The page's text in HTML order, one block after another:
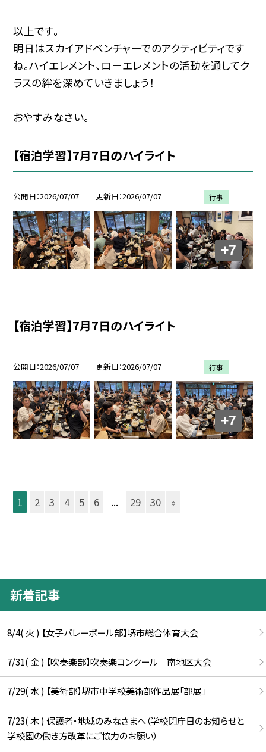
以上です。
明日はスカイアドベンチャーでのアクティビティです
ね。ハイエレメント、ローエレメントの活動を通してク
ラスの絆を深めていきましょう！
おやすみなさい。
【宿泊学習】7月7日のハイライト
公開日 2026/07/07 更新日 2026/07/07 行事
+7
【宿泊学習】7月7日のハイライト
公開日 2026/07/07 更新日 2026/07/07 行事
+7
1 2 3 4 5 6 ... 29 30 »
新着記事
8/4( 火 ) 【女子バレーボール部】堺市総合体育大会
7/31( 金 ) 【吹奏楽部】吹奏楽コンクール 南地区大会
7/29( 水 ) 【美術部】堺市中学校美術部作品展「部展」
7/23( 木 ) 保護者・地域のみなさまへ（学校閉庁日のお知らせと
学校園の働き方改革にご協力のお願い）